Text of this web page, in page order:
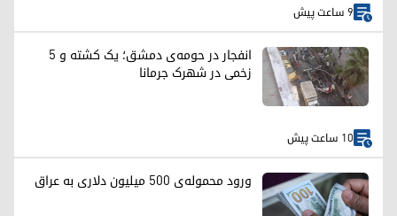
9 ساعت پیش
انفجار در حومه‌ی دمشق؛ یک کشته و ۵
زخمی در شهرک جرمانا
10 ساعت پیش
ورود محموله‌ی ۵۰۰ میلیون دلاری به عراق